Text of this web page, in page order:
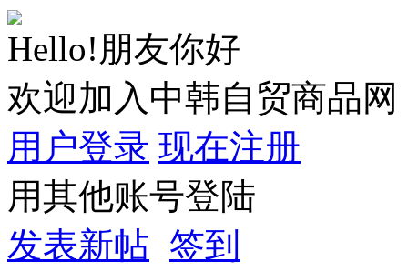
Hello!朋友你好
欢迎加入中韩自贸商品网
用户登录 现在注册
用其他账号登陆
发表新帖 签到